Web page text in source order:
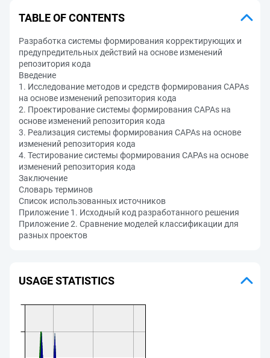
TABLE OF CONTENTS
Разработка системы формирования корректирующих и
предупредительных действий на основе изменений
репозитория кода
Введение
1. Исследование методов и средств формирования CAPAs
на основе изменений репозитория кода
2. Проектирование системы формирования CAPAs на
основе изменений репозитория кода
3. Реализация системы формирования CAPAs на основе
изменений репозитория кода
4. Тестирование системы формирования CAPAs на основе
изменений репозитория кода
Заключение
Словарь терминов
Список использованных источников
Приложение 1. Исходный код разработанного решения
Приложение 2. Сравнение моделей классификации для
разных проектов
USAGE STATISTICS